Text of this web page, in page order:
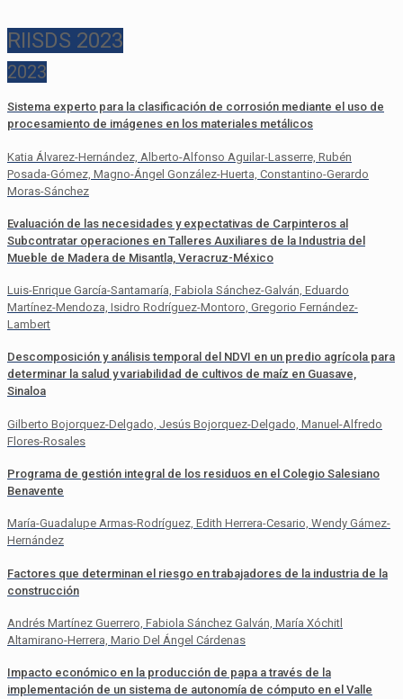
RIISDS 2023
2023
Sistema experto para la clasificación de corrosión mediante el uso de
procesamiento de imágenes en los materiales metálicos
Katia Álvarez-Hernández, Alberto-Alfonso Aguilar-Lasserre, Rubén
Posada-Gómez, Magno-Ángel González-Huerta, Constantino-Gerardo
Moras-Sánchez
Evaluación de las necesidades y expectativas de Carpinteros al
Subcontratar operaciones en Talleres Auxiliares de la Industria del
Mueble de Madera de Misantla, Veracruz-México
Luis-Enrique García-Santamaría, Fabiola Sánchez-Galván, Eduardo
Martínez-Mendoza, Isidro Rodríguez-Montoro, Gregorio Fernández-
Lambert
Descomposición y análisis temporal del NDVI en un predio agrícola para
determinar la salud y variabilidad de cultivos de maíz en Guasave,
Sinaloa
Gilberto Bojorquez-Delgado, Jesús Bojorquez-Delgado, Manuel-Alfredo
Flores-Rosales
Programa de gestión integral de los residuos en el Colegio Salesiano
Benavente
María-Guadalupe Armas-Rodríguez, Edith Herrera-Cesario, Wendy Gámez-
Hernández
Factores que determinan el riesgo en trabajadores de la industria de la
construcción
Andrés Martínez Guerrero, Fabiola Sánchez Galván, María Xóchitl
Altamirano-Herrera, Mario Del Ángel Cárdenas
Impacto económico en la producción de papa a través de la
implementación de un sistema de autonomía de cómputo en el Valle